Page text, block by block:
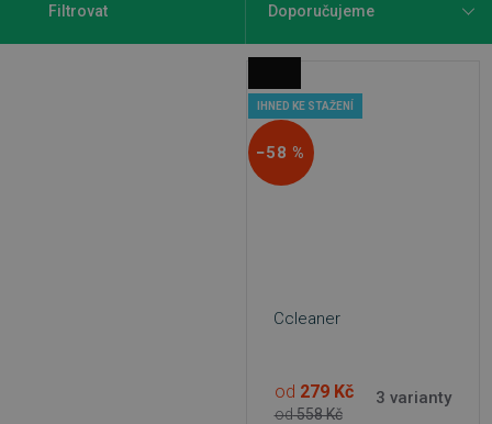
Filtrovat
IHNED KE STAŽENÍ
−58 %
Ccleaner
od558 Kč
od 279 Kč 3 varianty